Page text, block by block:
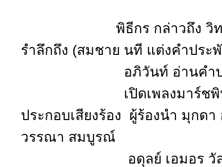
พิธีกร กล่าวถึง วิทยาลัย
รำลึกถึง (สมชาย นที แต่งคำประ
อภิวันท์ อ่านคำปร
เปิดเพลงมาร์ชพิบูลสง
ประกอบเสียงร้อง ผู้ร้องนำ มุก
วรรณา สมบูรณ์
อดุลย์ เอมอร วัลลิภา ว